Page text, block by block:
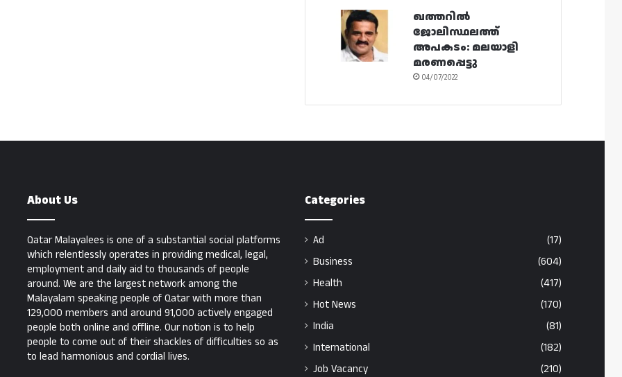
ഖത്തറിൽ
ജോലിസ്ഥലത്ത്
അപകടം: മലയാളി
മരണപ്പെട്ടു
04/07/2022
About Us
Qatar Malayalees is one of a substantial social platforms
which relentlessly operates in providing medical, legal,
employment and daily aid to thousands of people
around. We are the largest network among the
Malayalam speaking people of Qatar with more than
129,000 members and around 91,000 actively engaged
people both online and offline. Our notion is to help
people to come out of their shackles of difficulties so as
to lead harmonious and cordial lives.
Categories
Ad
(17)
Business
(604)
Health
(417)
Hot News
(170)
India
(81)
International
(182)
Job Vacancy
(210)